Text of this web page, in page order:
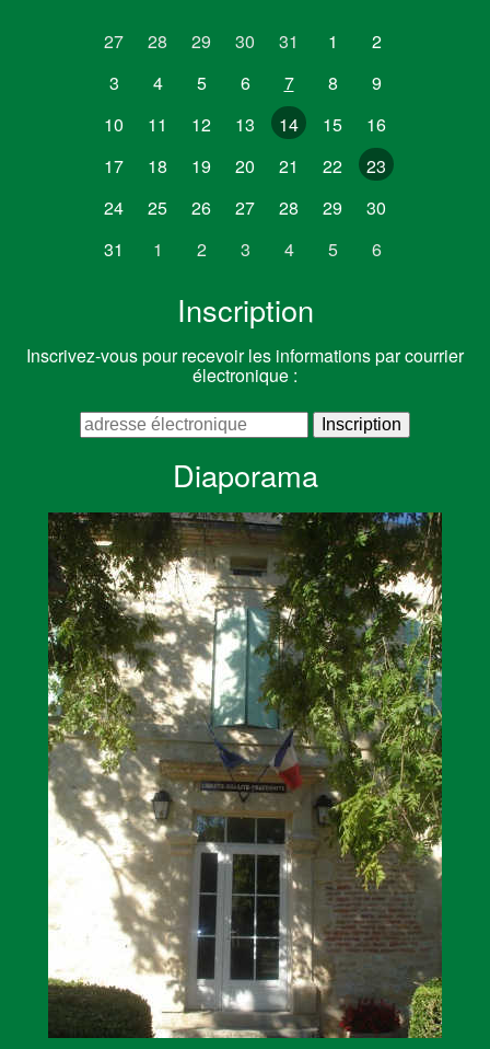
27 28 29 30 31 1
2
3
4 5 6 7 8
9
10
11 12 13 14 15
16
17
18 19 20 21 22
23
24
25 26 27 28 29
30
31
1 2 3 4 5 6
Inscription
Inscrivez-vous pour recevoir les informations par courrier
électronique :
Diaporama